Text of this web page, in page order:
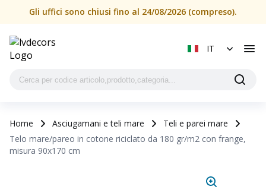
Gli uffici sono chiusi fino al 24/08/2026 (compreso).
IT
Home Asciugamani e teli mare
Teli e parei mare
Telo mare/pareo in cotone riciclato da 180 gr/m2 con frange,
misura 90x170 cm